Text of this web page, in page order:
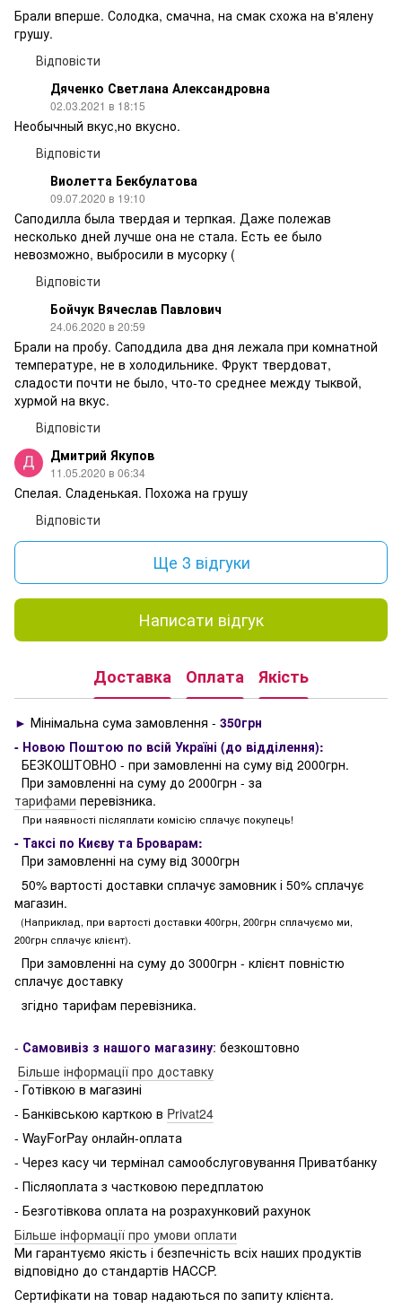
Брали вперше. Солодка, смачна, на смак схожа на в'ялену
грушу.
Відповісти
Дяченко Светлана Александровна
02.03.2021 в 18:15
Необычный вкус,но вкусно.
Відповісти
Виолетта Бекбулатова
09.07.2020 в 19:10
Саподилла была твердая и терпкая. Даже полежав
несколько дней лучше она не стала. Есть ее было
невозможно, выбросили в мусорку (
Відповісти
Бойчук Вячеслав Павлович
24.06.2020 в 20:59
Брали на пробу. Саподдила два дня лежала при комнатной
температуре, не в холодильнике. Фрукт твердоват,
сладости почти не было, что-то среднее между тыквой,
хурмой на вкус.
Відповісти
Дмитрий Якупов
11.05.2020 в 06:34
Спелая. Сладенькая. Похожа на грушу
Відповісти
Ще 3 відгуки
Написати відгук
Доставка Оплата Якість
► Мінімальна сума замовлення - 350грн
- Новою Поштою по всій Україні (до відділення):
БЕЗКОШТОВНО - при замовленні на суму від 2000грн.
При замовленні на суму до 2000грн - за
тарифами перевізника.
При наявності післяплати комісію сплачує покупець!
- Таксі по Києву та Броварам:
При замовленні на суму від 3000грн
50% вартості доставки сплачує замовник і 50% сплачує
магазин.
(Наприклад, при вартості доставки 400грн, 200грн сплачуємо ми,
200грн сплачує клієнт).
При замовленні на суму до 3000грн - клієнт повністю
сплачує доставку
згідно тарифам перевізника.
- Самовивіз з нашого магазину: безкоштовно
Більше інформації про доставку
- Готівкою в магазині
- Банківською карткою в Privat24
- WayForPay онлайн-оплата
- Через касу чи термінал самообслуговування Приватбанку
- Післяоплата з частковою передплатою
- Безготівкова оплата на розрахунковий рахунок
Більше інформації про умови оплати
Ми гарантуємо якість і безпечність всіх наших продуктів
відповідно до стандартів HACCP.
Сертифікати на товар надаються по запиту клієнта.